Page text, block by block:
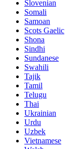
Slovenian
Somali
Samoan
Scots Gaelic
Shona
Sindhi
Sundanese
Swahili
Tajik
Tamil
Telugu
Thai
Ukrainian
Urdu
Uzbek
Vietnamese